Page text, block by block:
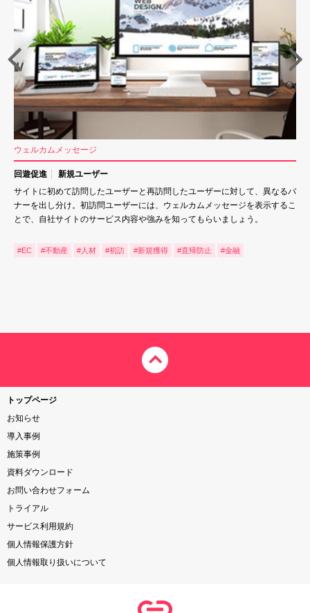
ウェルカムメッセージ
回遊促進
新規ユーザー
サイトに初めて訪問したユーザーと再訪問したユーザーに対して、異なるバ
ナーを出し分け。初訪問ユーザーには、ウェルカムメッセージを表示するこ
とで、自社サイトのサービス内容や強みを知ってもらいましょう。
#EC #不動産 #人材 #初訪 #新規獲得 #直帰防止 #金融
トップページ
お知らせ
導入事例
施策事例
資料ダウンロード
お問い合わせフォーム
トライアル
サービス利用規約
個人情報保護方針
個人情報取り扱いについて